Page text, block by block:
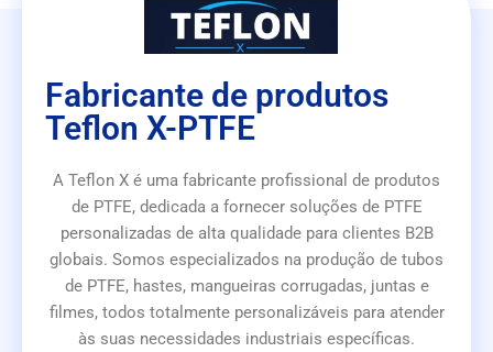
Fabricante de produtos
Teflon X-PTFE
A Teflon X é uma fabricante profissional de produtos
de PTFE, dedicada a fornecer soluções de PTFE
personalizadas de alta qualidade para clientes B2B
globais. Somos especializados na produção de tubos
de PTFE, hastes, mangueiras corrugadas, juntas e
filmes, todos totalmente personalizáveis para atender
às suas necessidades industriais específicas.